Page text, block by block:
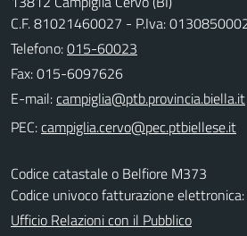
C.F. 81021460027 - P.Iva:
Telefono:015-60023
Fax: 015-6097626
E-mail:
PEC:
Codice catastale o Belfiore M373
Codice univoco fatturazione elettronica:
Ufficio Relazioni con il Pubblico